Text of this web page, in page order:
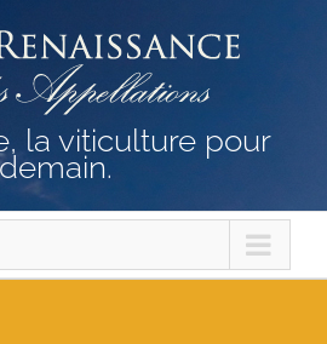
la viticulture pour
demain.